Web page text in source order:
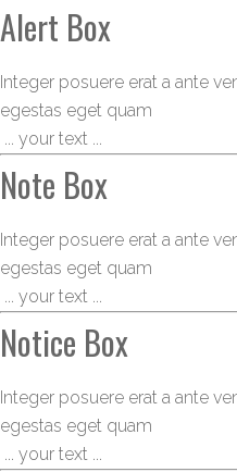
Alert Box
Integer posuere erat a ante
egestas eget quam
... your text ...
Note Box
Integer posuere erat a ante
egestas eget quam
... your text ...
Notice Box
Integer posuere erat a ante
egestas eget quam
... your text ...